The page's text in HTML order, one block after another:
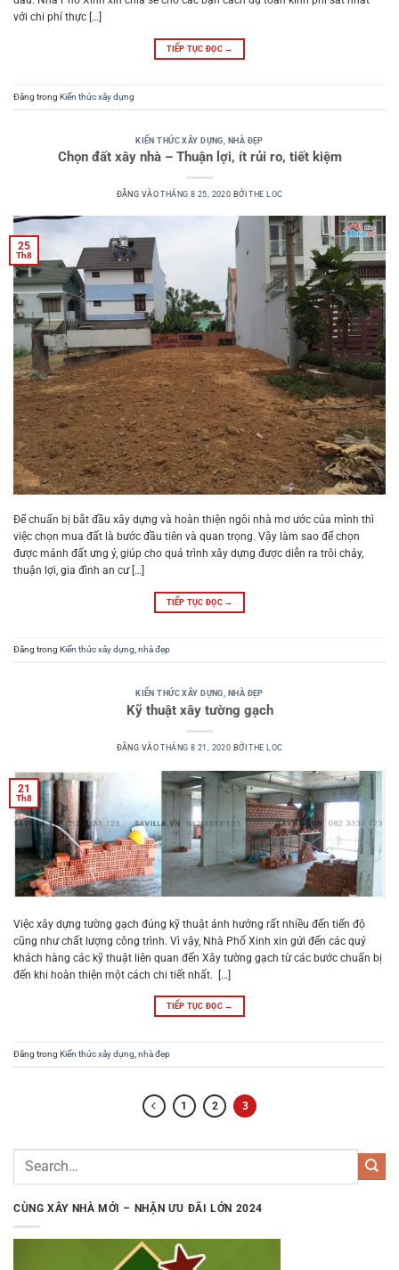
với chi phí thực […]
TIẾP TỤC ĐỌC →
Đăng trong Kiến thức xây dựng
KIẾN THỨC XÂY DỰNG NHÀ ĐẸP
Chọn đất xây nhà – Thuận lợi, ít rủi ro, tiết kiệm
ĐĂNG VÀOTHÁNG 8 25, 2020 BỞITHE LOC
25
Th8
Để chuẩn bị bắt đầu xây dựng và hoàn thiện ngôi nhà mơ ước của mình thì
việc chọn mua đất là bước đầu tiên và quan trọng. Vậy làm sao để chọn
được mảnh đất ưng ý, giúp cho quá trình xây dựng được diễn ra trôi chảy,
thuận lợi, gia đình an cư […]
TIẾP TỤC ĐỌC →
Đăng trong Kiến thức xây dựng,nhà đẹp
KIẾN THỨC XÂY DỰNG, NHÀ ĐẸP
Kỹ thuật xây tường gạch
ĐĂNG VÀOTHÁNG 8 21, 2020 BỞITHE LOC
21
Th8
Việc xây dựng tường gạch đúng kỹ thuật ảnh hưởng rất nhiều đến tiến độ
cũng như chất lượng công trình. Vì vậy, Nhà Phố Xinh xin gửi đến các quý
khách hàng các kỹ thuật liên quan đến Xây tường gạch từ các bước chuẩn bị
đến khi hoàn thiện một cách chi tiết nhất. […]
TIẾP TỤC ĐỌC →
Đăng trong Kiến thức xây dựng nhà đẹp
1 2 3
CÙNG XÂY NHÀ MỚI – NHẬN ƯU ĐÃI LỚN 2024